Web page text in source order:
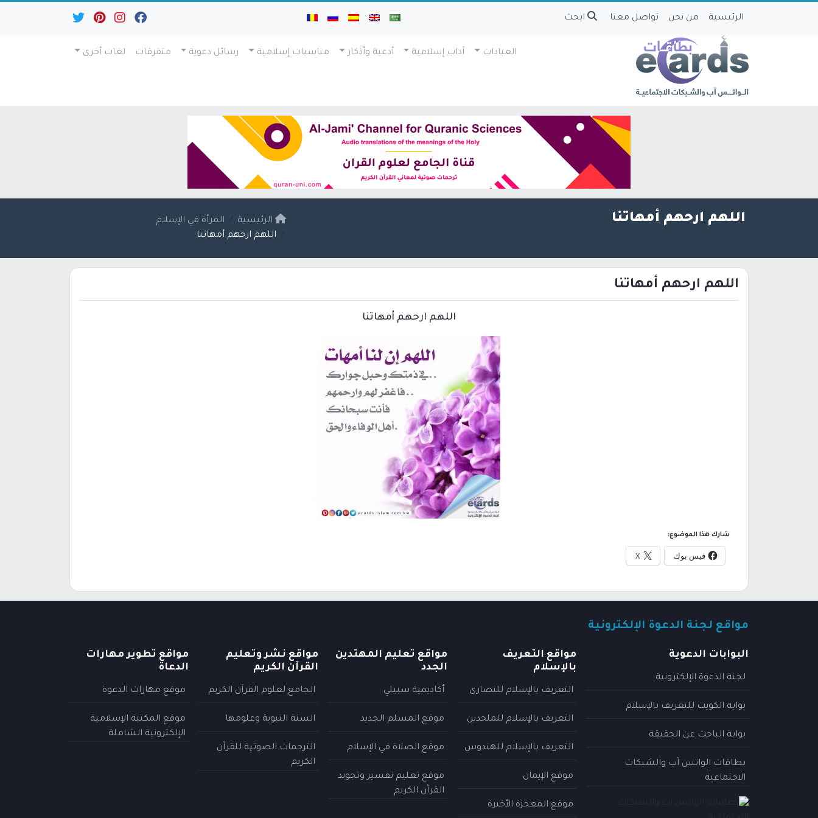
الرئيسية من نحن تواصل معنا ابحث
العبادات آداب إسلامية أدعية وأذكار مناسبات إسلامية رسائل دعوية متفرقات لغات أخرى
اللهم ارحهم أمهاتنا الرئيسية
المرأة في الإسلام
اللهم ارحهم أمهاتنا
اللهم ارحهم أمهاتنا
اللهم ارحهم أمهاتنا
شارك هذا الموضوع:
فيس بوك X
مواقع لجنة الدعوة الإلكترونية
البوابات الدعوية
لجنة الدعوة الإلكترونية
بوابة الكويت للتعريف بالإسلام
بوابة الباحث عن الحقيقة
بطاقات الواتس آب والشبكات
الاجتماعية
مواقع التعريف
بالإسلام
التعريف بالإسلام للنصارى
التعريف بالإسلام للملحدين
التعريف بالإسلام للهندوس
موقع الإيمان
موقع المعجزة الأخيرة
مواقع تعليم المهتدين
الجدد
أكاديمية سبيلي
موقع المسلم الجديد
موقع الصلاة في الإسلام
موقع تعليم تفسير وتجويد
القرآن الكريم
مواقع نشر وتعليم
القرآن الكريم
الجامع لعلوم القرآن الكريم
السنة النبوية وعلومها
الترجمات الصوتية للقرآن
الكريم
مواقع تطوير مهارات
الدعاة
موقع مهارات الدعوة
موقع المكتبة الإسلامية
الإلكترونية الشاملة